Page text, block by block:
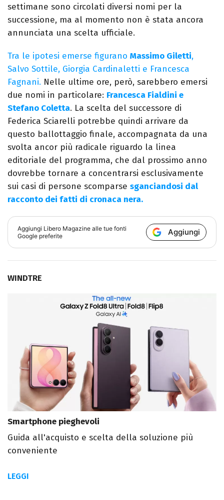
settimane sono circolati diversi nomi per la
successione, ma al momento non è stata ancora
annunciata una scelta ufficiale.
Tra le ipotesi emerse figurano Massimo Giletti,
Salvo Sottile, Giorgia Cardinaletti e Francesca
Fagnani. Nelle ultime ore, però, sarebbero emersi
due nomi in particolare: Francesca Fialdini e
Stefano Coletta. La scelta del successore di
Federica Sciarelli potrebbe quindi arrivare da
questo ballottaggio finale, accompagnata da una
svolta ancor più radicale riguardo la linea
editoriale del programma, che dal prossimo anno
dovrebbe tornare a concentrarsi esclusivamente
sui casi di persone scomparse sganciandosi dal
racconto dei fatti di cronaca nera.
Aggiungi Libero Magazine alle tue fonti
Google preferite
Aggiungi
WINDTRE
Smartphone pieghevoli
Guida all'acquisto e scelta della soluzione più
conveniente
LEGGI